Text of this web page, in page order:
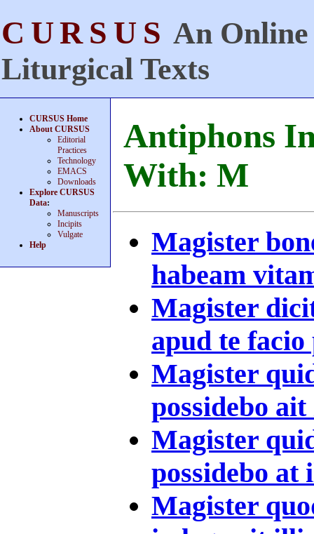
CURSUS An Online
Liturgical Texts
CURSUS Home
About CURSUS
Editorial
Practices
Technology
EMACS
Downloads
Explore CURSUS
Data:
Manuscripts
Incipits
Vulgate
Help
Antiphons
With: M
Magister
habeam
Magister
apud te facio
Magister
possidebo
Magister
possidebo at
Magister